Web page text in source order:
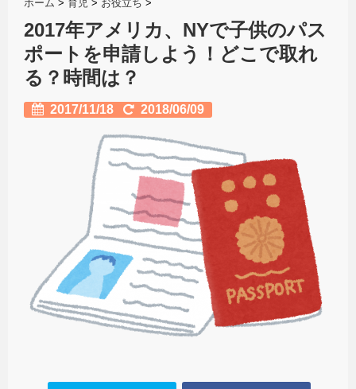
ホーム > 育児 > お役立ち >
2017年アメリカ、NYで子供のパス
ポートを申請しよう！どこで取れ
る？時間は？
2017/11/18 2018/06/09